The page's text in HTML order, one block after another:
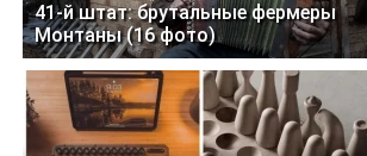
41-й штат: брутальные фермеры
Монтаны (16 фото)